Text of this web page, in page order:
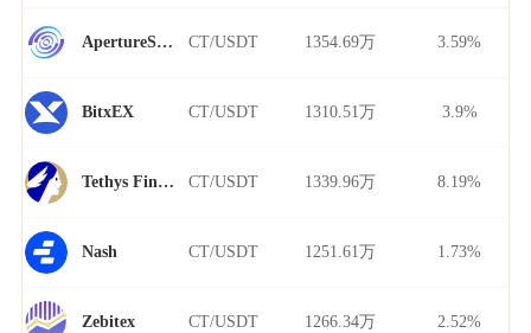
ApertureSwap CT/USDT 1354.69万 3.59%
BitxEX CT/USDT 1310.51万 3.9%
Tethys Finance CT/USDT 1339.96万 8.19%
Nash CT/USDT 1251.61万 1.73%
Zebitex CT/USDT 1266.34万 2.52%